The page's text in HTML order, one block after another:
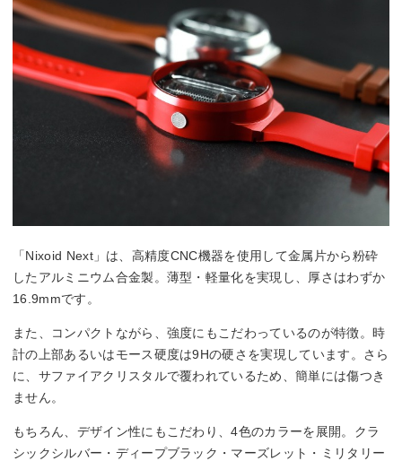
「Nixoid Next」は、高精度CNC機器を使用して金属片から粉砕
したアルミニウム合金製。薄型・軽量化を実現し、厚さはわずか
16.9mmです。
また、コンパクトながら、強度にもこだわっているのが特徴。時
計の上部あるいはモース硬度は9Hの硬さを実現しています。さら
に、サファイアクリスタルで覆われているため、簡単には傷つき
ません。
もちろん、デザイン性にもこだわり、4色のカラーを展開。クラ
シックシルバー・ディープブラック・マーズレット・ミリタリー